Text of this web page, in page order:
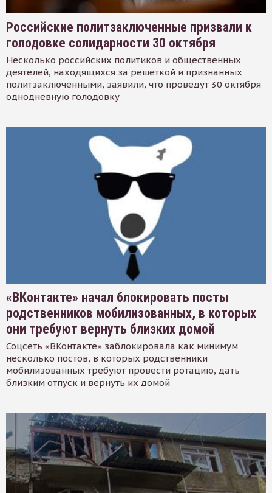
Российские политзаключенные призвали к
голодовке солидарности 30 октября
Несколько российских политиков и общественных
деятелей, находящихся за решеткой и признанных
политзаключенными, заявили, что проведут 30 октября
однодневную голодовку
«ВКонтакте» начал блокировать посты
родственников мобилизованных, в которых
они требуют вернуть близких домой
Соцсеть «ВКонтакте» заблокировала как минимум
несколько постов, в которых родственники
мобилизованных требуют провести ротацию, дать
близким отпуск и вернуть их домой